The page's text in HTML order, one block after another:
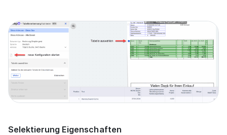
Selektierung Eigenschaften